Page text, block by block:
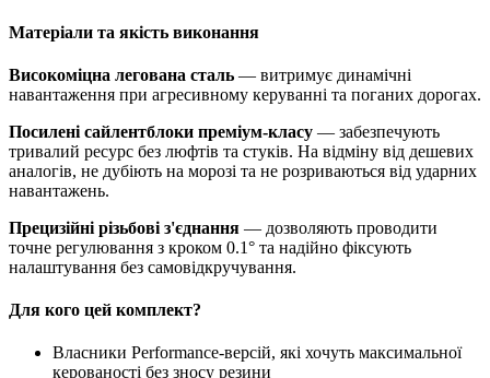
Матеріали та якість виконання
Високоміцна легована сталь — витримує динамічні
навантаження при агресивному керуванні та поганих дорогах.
Посилені сайлентблоки преміум-класу — забезпечують
тривалий ресурс без люфтів та стуків. На відміну від дешевих
аналогів, не дубіють на морозі та не розриваються від ударних
навантажень.
Прецизійні різьбові з'єднання — дозволяють проводити
точне регулювання з кроком 0.1° та надійно фіксують
налаштування без самовідкручування.
Для кого цей комплект?
Власники Performance-версій, які хочуть максимальної
керованості без зносу резини